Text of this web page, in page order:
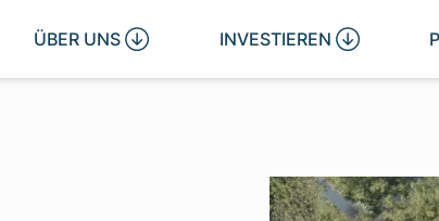
ÜBER UNS  INVESTIEREN 